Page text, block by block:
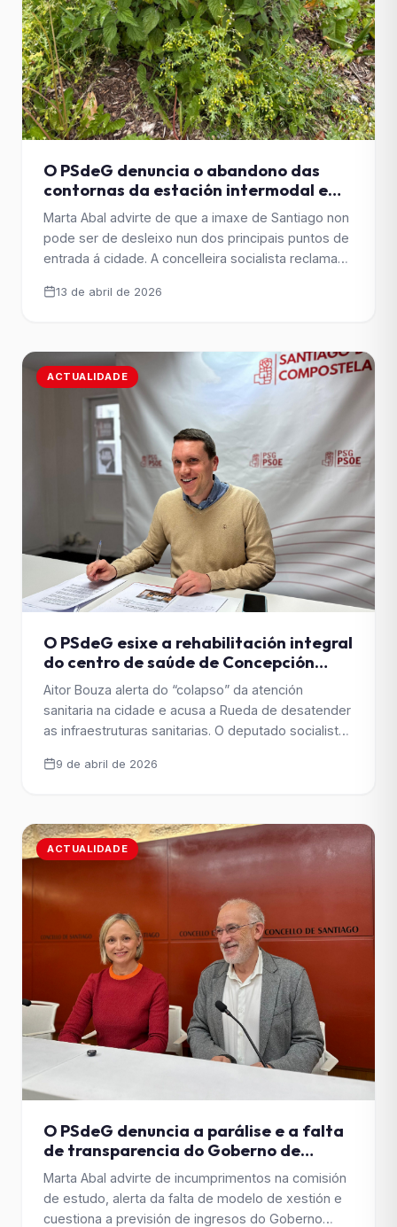
O PSdeG denuncia o abandono das
contornas da estación intermodal e
esixe unha actuación inmediata do
Goberno de Sanmartín
Marta Abal advirte de que a imaxe de Santiago non
pode ser de desleixo nun dos principais puntos de
entrada á cidade. A concelleira socialista reclama
situacións como esta se repitan. A concelleira do
13 de abril de 2026
ACTUALIDADE
O PSdeG esixe a rehabilitación integral
do centro de saúde de Concepción
Arenal e denuncia o “abandono” da
sanidade pública en Santiago
Aitor Bouza alerta do “colapso” da atención
sanitaria na cidade e acusa a Rueda de desatender
as infraestruturas sanitarias. O deputado socialista
saúde de Concepción Arenal e levará a iniciativa
a falta de [&hellip;]
9 de abril de 2026
ACTUALIDADE
O PSdeG denuncia a parálise e a falta
de transparencia do Goberno de
Sanmartín na xestión dos
aparcadoiros de Praza de Galicia e
Praza de Vigo
Marta Abal advirte de incumprimentos na comisión
de estudo, alerta da falta de modelo de xestión e
cuestiona a previsión de ingresos do Goberno